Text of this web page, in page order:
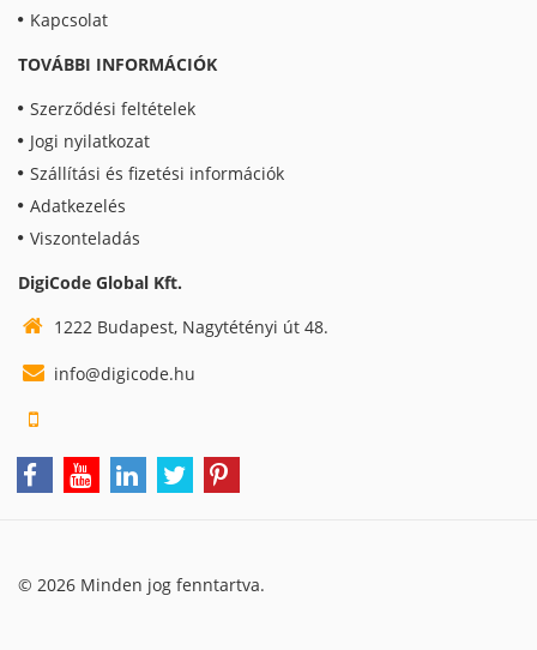
Kapcsolat
TOVÁBBI INFORMÁCIÓK
Szerződési feltételek
Jogi nyilatkozat
Szállítási és fizetési információk
Adatkezelés
Viszonteladás
DigiCode Global Kft.
1222 Budapest, Nagytétényi út 48.
info@digicode.hu
© 2026 Minden jog fenntartva.